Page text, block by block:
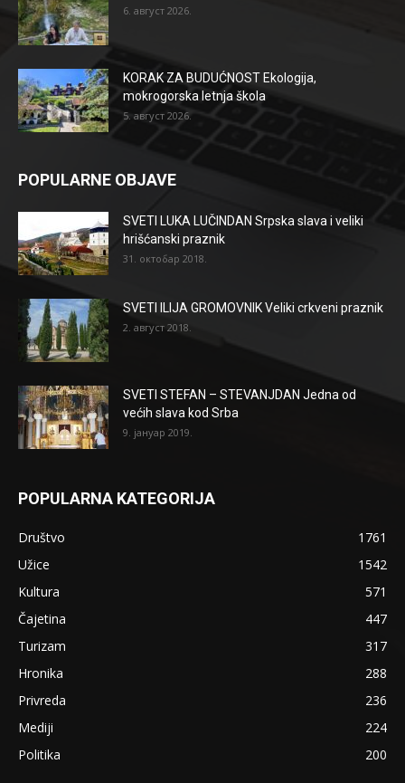
6. август 2026.
KORAK ZA BUDUĆNOST Ekologija,
mokrogorska letnja škola
5. август 2026.
POPULARNE OBJAVE
SVETI LUKA LUČINDAN Srpska slava i veliki
hrišćanski praznik
31. октобар 2018.
SVETI ILIJA GROMOVNIK Veliki crkveni praznik
2. август 2018.
SVETI STEFAN – STEVANJDAN Jedna od
većih slava kod Srba
9. јануар 2019.
POPULARNA KATEGORIJA
Društvo
1761
Užice
1542
Kultura
571
Čajetina
447
Turizam
317
Hronika
288
Privreda
236
Mediji
224
Politika
200